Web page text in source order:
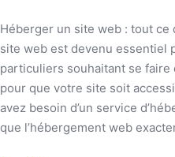
Héberger un site web : tout ce
site web est devenu essentiel
particuliers souhaitant se
pour que votre site soit
avez besoin d’un service
que l’hébergement web